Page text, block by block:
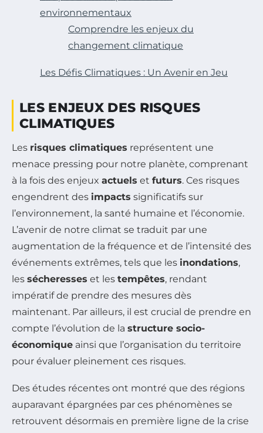
environnementaux
Comprendre les enjeux du
changement climatique
Les Défis Climatiques : Un Avenir en Jeu
LES ENJEUX DES RISQUES
CLIMATIQUES
Les risques climatiques représentent une
menace pressing pour notre planète, comprenant
à la fois des enjeux actuels et futurs. Ces risques
engendrent des impacts significatifs sur
l’environnement, la santé humaine et l’économie.
L’avenir de notre climat se traduit par une
augmentation de la fréquence et de l’intensité des
événements extrêmes, tels que les inondations,
les sécheresses et les tempêtes, rendant
impératif de prendre des mesures dès
maintenant. Par ailleurs, il est crucial de prendre en
compte l’évolution de la structure socio-
économique ainsi que l’organisation du territoire
pour évaluer pleinement ces risques.
Des études récentes ont montré que des régions
auparavant épargnées par ces phénomènes se
retrouvent désormais en première ligne de la crise